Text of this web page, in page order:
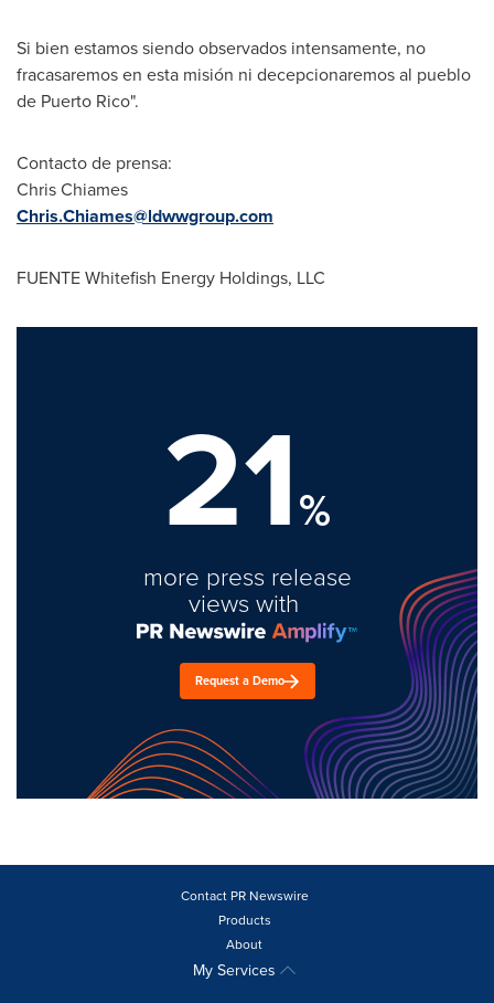
Si bien estamos siendo observados intensamente, no
fracasaremos en esta misión ni decepcionaremos al pueblo
de Puerto Rico".
Contacto de prensa:
Chris Chiames
Chris.Chiames@ldwwgroup.com
FUENTE Whitefish Energy Holdings, LLC
21%
more press release
views with
Request a Demo
Contact PR Newswire
Products
About
My Services